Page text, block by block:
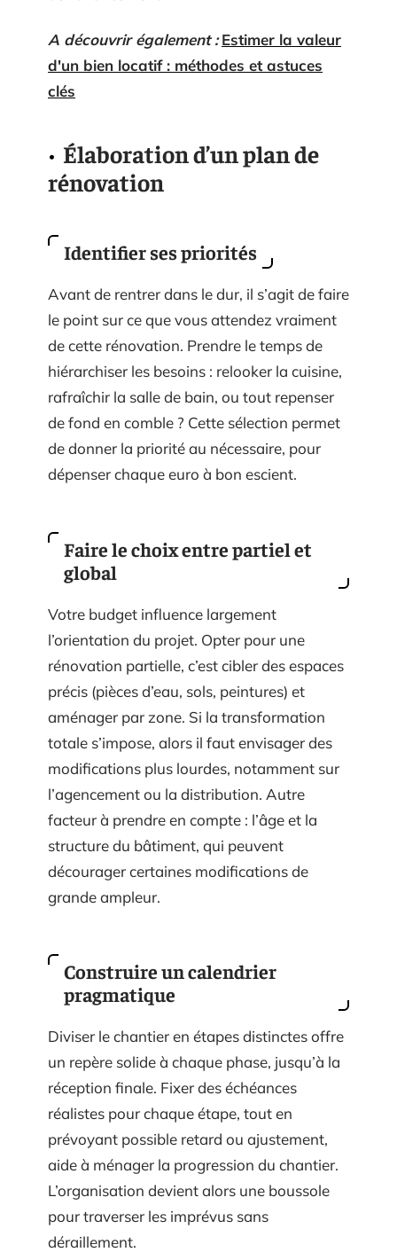
A découvrir également : Estimer la valeur
d'un bien locatif : méthodes et astuces
clés
Élaboration d’un plan de
rénovation
Identifier ses priorités
Avant de rentrer dans le dur, il s’agit de faire
le point sur ce que vous attendez vraiment
de cette rénovation. Prendre le temps de
hiérarchiser les besoins : relooker la cuisine,
rafraîchir la salle de bain, ou tout repenser
de fond en comble ? Cette sélection permet
de donner la priorité au nécessaire, pour
dépenser chaque euro à bon escient.
Faire le choix entre partiel et
global
Votre budget influence largement
l’orientation du projet. Opter pour une
rénovation partielle, c’est cibler des espaces
précis (pièces d’eau, sols, peintures) et
aménager par zone. Si la transformation
totale s’impose, alors il faut envisager des
modifications plus lourdes, notamment sur
l’agencement ou la distribution. Autre
facteur à prendre en compte : l’âge et la
structure du bâtiment, qui peuvent
décourager certaines modifications de
grande ampleur.
Construire un calendrier
pragmatique
Diviser le chantier en étapes distinctes offre
un repère solide à chaque phase, jusqu’à la
réception finale. Fixer des échéances
réalistes pour chaque étape, tout en
prévoyant possible retard ou ajustement,
aide à ménager la progression du chantier.
L’organisation devient alors une boussole
pour traverser les imprévus sans
déraillement.